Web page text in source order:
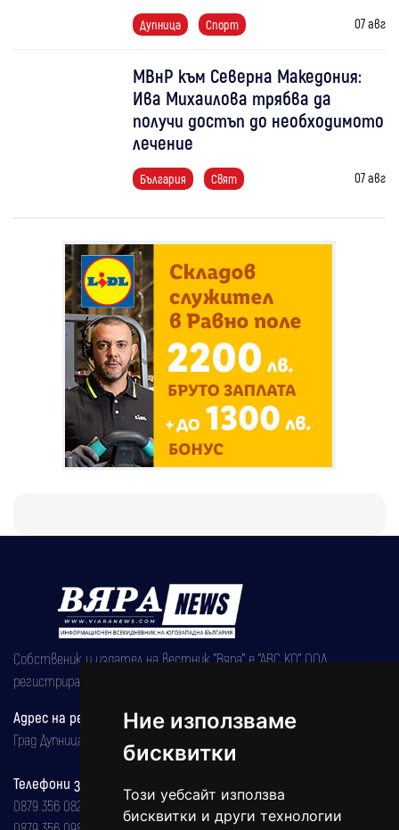
Ние използваме
бисквитки
Този уебсайт използва
бисквитки и други технологии
Дупница Спорт 07 авг
МВнР към Северна Македония:
Ива Михаилова трябва да
получи достъп до необходимото
лечение
България Свят 07 авг
Собственик и издател на вестник "Вяра" е "АВС КО" ООД,
регистрирана на 08.05.2002 година.
Адрес на редакцията
Град Дупница, ул.''Христо Ботев" 43
Телефони за реклама и абонаменти
0879 356 082